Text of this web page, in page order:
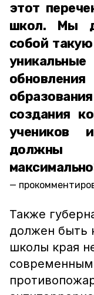
этот
школ. Мы
собой
создания
учеников
должны
Также
должен быть
школы края